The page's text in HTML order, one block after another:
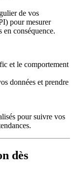
de vos
pour mesurer
en conséquence.
et le comportement
données et prendre
pour suivre vos
dès